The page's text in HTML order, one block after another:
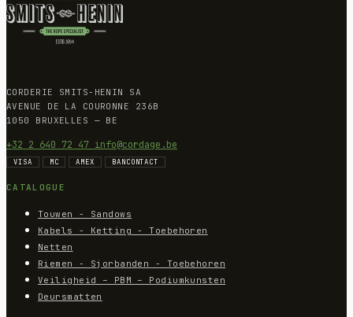
CORDERIE SMITS-HENIN SA
AVENUE DE LA COURONNE 236B
1050 BRUXELLES — BE
+32 2 640 72 47 info@cordage.be
VISA MC AMEX BANCONTACT
CATALOGUE
Touwen - Sandows
Kabels - Ketting - Toebehoren
Netten
Riemen - Sjorbanden - Toebehoren
Veiligheid – PBM – Podiumkunsten
Deursmatten